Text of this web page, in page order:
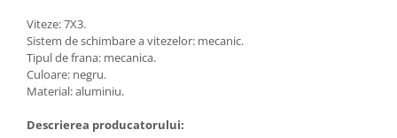
Viteze: 7X3.
Sistem de schimbare a vitezelor: mecanic.
Tipul de frana: mecanica.
Culoare: negru.
Material: aluminiu.
Descrierea producatorului: